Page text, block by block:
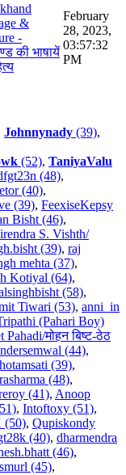
&
-
की भाषायें
February
28, 2023,
03:57:32
PM
Johnnynady (39),
(52), TaniyaValu
(48),
(40),
(39), FeexiseKepsy
Bisht (46),
S. Vishth/
(39), raj
mehta (37),
Kotiyal (64),
(58),
Tiwari (53), anni_in
(Pahari Boy)
मोहन बिष्ट-ठेठ
(44),
(39),
(48),
(41), Anoop
, Intoftoxy (51),
(50), Qupiskondy
(40), dharmendra
(46),
(45),